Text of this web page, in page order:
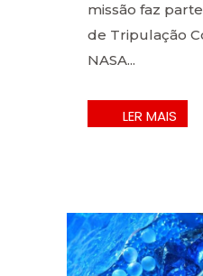
missão faz
de Tripulação
NASA...